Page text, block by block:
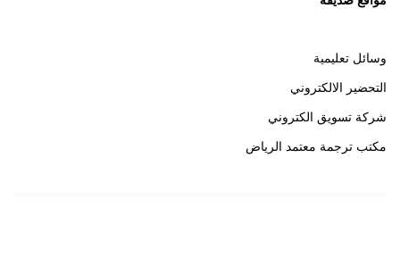
وسائل تعليمية
التحضير الالكتروني
شركة تسويق الكتروني
مكتب ترجمة معتمد الرياض